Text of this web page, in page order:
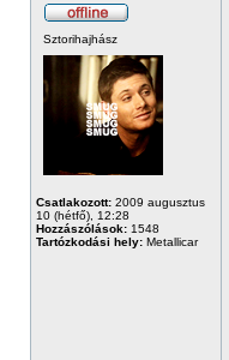
Sztorihajhász
Csatlakozott: 2009 augusztus
10 (hétfő), 12:28
Hozzászólások: 1548
Tartózkodási hely: Metallicar